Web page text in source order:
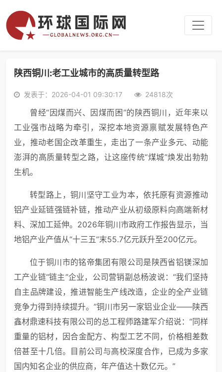
陕西铜川:老工业城市的高质量转型路
发表于：2026-04-01 09:30:17 24818次
曾经“因煤而兴、因煤而困”的陕西铜川，近年来以
工业强市战略为牵引，深挖本地资源禀赋发展特色产
业，推动老国企改革重生，走出了一条产业多元、动能
澎湃的高质量转型之路，让这座传统“煤城”焕发出勃勃
生机。
转型路上，铜川坚守工业为本，依托原有资源推动
铝产业延链强链补链，推动产业从初级原料向高端新材
料、深加工延伸。2026年铜川市政府工作报告显示，当
地铝产业产值从“十三五”末55.7亿元跃升至200亿元。
位于铜川市的铭帝集团有限公司是陕西省铝镁深加
工产业链“链主”企业，公司营销副总杨波说：“我们坚持
自主品牌建设，推进智能生产线改造，企业的全产业链
竞争力得到持续提升。”铜川市另一家铝业企业——陕西
鑫材鼎速科技有限公司的总工程师路建军介绍说：“同样
重量的铝材，因合金配方、构型工艺不同，价格相差数
倍甚至十几倍。目前公司与高校深度合作，已成为多家
国内知名企业的供应商，年产值达十数亿元。”